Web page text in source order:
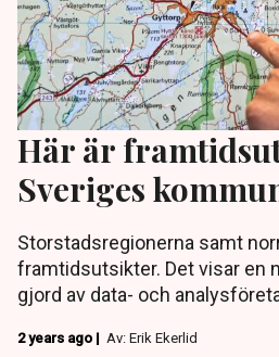
Här är
Sveriges
Storstadsregionerna samt
framtidsutsikter. Det visar en
gjord av data- och
2 years ago | Av: Erik Ekerlid